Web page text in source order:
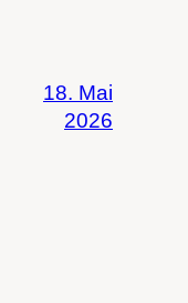
18. Mai
2026